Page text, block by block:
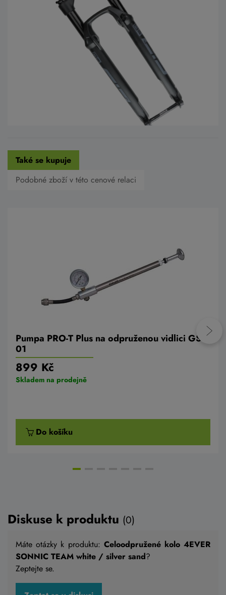
Také se kupuje
Podobné zboží v této cenové relaci
Pumpa PRO-T Plus na odpruženou vidlici GS-
01
899 Kč
Skladem na prodejně
Do košíku
Diskuse k produktu (0)
Máte otázky k produktu: Celoodpružené kolo 4EVER
SONNIC TEAM white / silver sand?
Zeptejte se.